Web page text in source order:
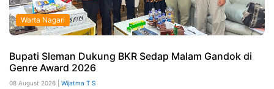
Warta Nagari
Bupati Sleman Dukung BKR Sedap Malam Gandok di
Genre Award 2026
08 August 2026 | Wijatma T S